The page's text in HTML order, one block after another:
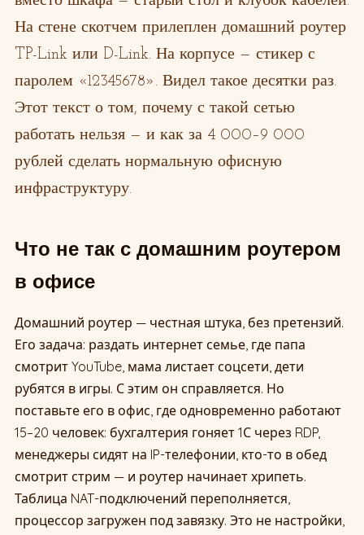
На стене скотчем прилеплен домашний роутер
TP-Link или D-Link. На корпусе — стикер с
паролем «12345678». Видел такое десятки раз.
Этот текст о том, почему с такой сетью
работать нельзя — и как за 4 000–9 000
рублей сделать нормальную офисную
инфраструктуру.
Что не так с домашним роутером
в офисе
Домашний роутер — честная штука, без претензий.
Его задача: раздать интернет семье, где папа
смотрит YouTube, мама листает соцсети, дети
рубятся в игры. С этим он справляется. Но
поставьте его в офис, где одновременно работают
15–20 человек: бухгалтерия гоняет 1С через RDP,
менеджеры сидят на IP-телефонии, кто-то в обед
смотрит стрим — и роутер начинает хрипеть.
Таблица NAT-подключений переполняется,
процессор загружен под завязку. Это не настройки,